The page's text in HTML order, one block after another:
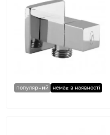
популярний немає в наявності